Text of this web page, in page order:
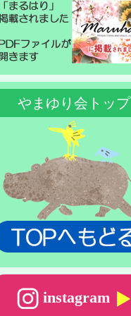
やまゆり会トップ
instagram